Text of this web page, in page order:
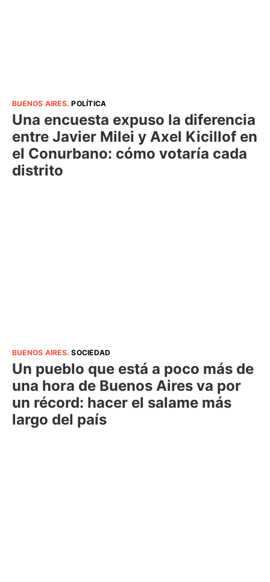
BUENOS AIRES.POLÍTICA
Una encuesta expuso la diferencia
entre Javier Milei y Axel Kicillof en
el Conurbano: cómo votaría cada
distrito
BUENOS AIRES.SOCIEDAD
Un pueblo que está a poco más de
una hora de Buenos Aires va por
un récord: hacer el salame más
largo del país